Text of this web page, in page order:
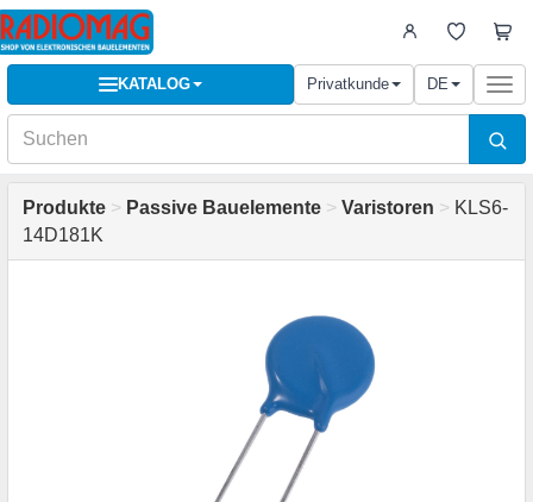
KATALOG Privatkunde DE
Produkte > Passive Bauelemente > Varistoren > KLS6-
14D181K